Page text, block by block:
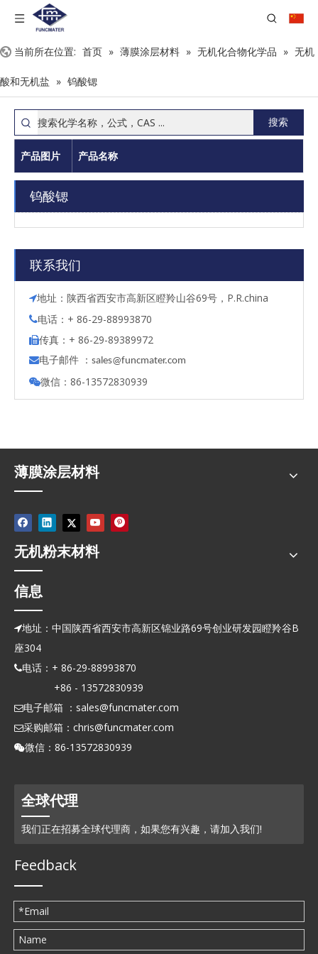
当前所在位置: 首页 » 薄膜涂层材料 » 无机化合物化学品 » 无机
酸和无机盐 » 钨酸锶
搜索
产品图片 产品名称
钨酸锶
联系我们
地址：陕西省西安市高新区瞪羚山谷69号，P.R.china
电话：+ 86-29-88993870
传真：+ 86-29-89389972
电子邮件 ： sales@funcmater.com
微信：86-13572830939
薄膜涂层材料
无机粉末材料
信息
地址：中国陕西省西安市高新区锦业路69号创业研发园瞪羚谷B
座304
电话：+ 86-29-88993870
+86 - 13572830939
电子邮箱 ： sales@funcmater.com
采购邮箱： chris@funcmater.com
微信：86-13572830939
全球代理
我们正在招募全球代理商，如果您有兴趣，请加入我们!
Feedback